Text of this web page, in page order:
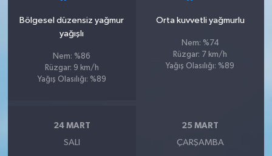
Bölgesel düzensiz yağmur
yağışlı
Nem: %86
Rüzgar: 9 km/h
Yağış Olasılığı: %89
Orta kuvvetli yağmurlu
Nem: %74
Rüzgar: 7 km/h
Yağış Olasılığı: %89
24 MART
SALI
25 MART
ÇARŞAMBA